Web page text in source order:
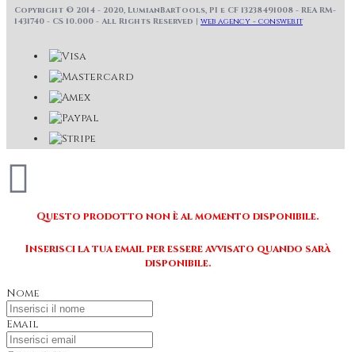
Copyright © 2014 - 2020, LumianBarTools, PI e CF 13238491008 - REA RM-
1431740 - CS 10.000 - All Rights Reserved | web agency - consweb.it
Questo prodotto non è al momento disponibile.
Inserisci la tua email per essere avvisato quando sarà
disponibile.
Nome
Email